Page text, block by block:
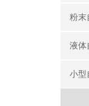
粉末
液体
小型